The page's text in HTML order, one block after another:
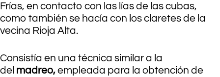
Frías, en contacto con las lías de las cubas,
como también se hacía con los claretes de la
vecina Rioja Alta.
Consistía en una técnica similar a la
del madreo,empleada para la obtención de